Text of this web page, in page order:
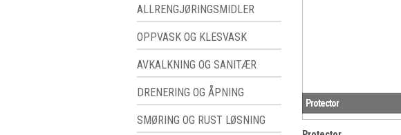
ALLRENGJØRINGSMIDLER
OPPVASK OG KLESVASK
AVKALKNING OG SANITÆR
DRENERING OG ÅPNING
SMØRING OG RUST LØSNING
Protector